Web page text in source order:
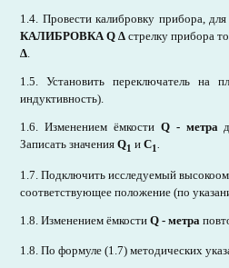
1.4. Провести калибровку прибора,
КАЛИБРОВКА Q∆ стрелку прибора
∆.
1.5. Установить переключатель на
индуктивность).
1.6. Изменением ёмкости Q - метра
Записать значения Q1 и С1.
1.7. Подключить исследуемый
соответствующее положение (по
1.8. Изменением ёмкости Q - метра
1.8. По формуле (1.7) методических